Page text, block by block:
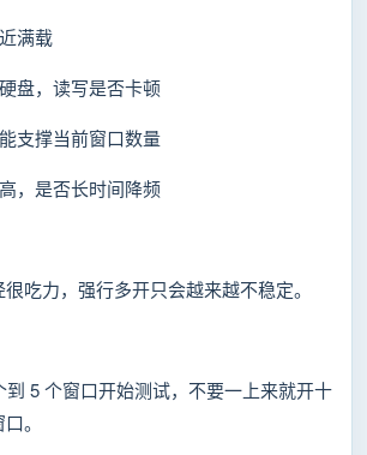
满载
盘，读写是否卡顿
支撑当前窗口数量
，是否长时间降频
吃力，强行多开只会越来越不稳定。
到 5 个窗口开始测试，不要一上来就开十
。